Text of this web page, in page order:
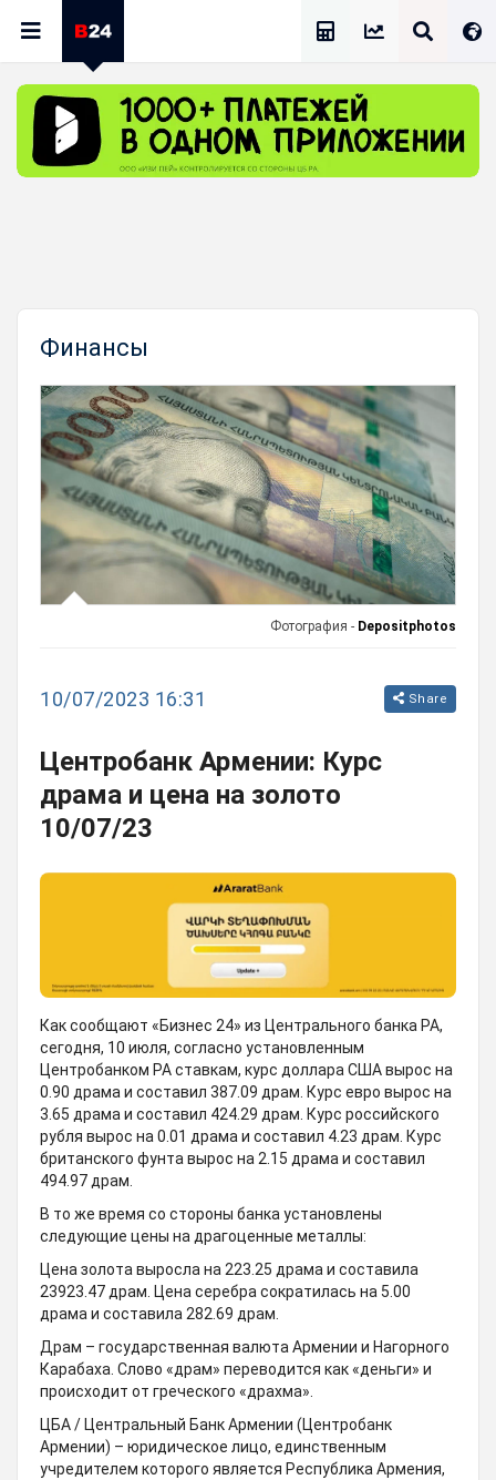
Финансы
Фотография - Depositphotos
10/07/2023 16:31 Share
Центробанк Армении: Курс
драма и цена на золото
10/07/23
Как сообщают «Бизнес 24» из Центрального банка РА,
сегодня, 10 июля, согласно установленным
Центробанком РА ставкам, курс доллара США вырос на
0.90 драмa и составил 387.09 драм. Курс евро вырос на
3.65 драмa и составил 424.29 драм. Курс российского
рубля вырос на 0.01 драмa и составил 4.23 драм. Курс
британского фунта вырос на 2.15 драмa и составил
494.97 драм.
В то же время со стороны банка установлены
следующие цены на драгоценные металлы:
Цена золота выросла на 223.25 драмa и составила
23923.47 драм. Цена серебра сократилась на 5.00
драмa и составила 282.69 драм.
Драм – государственная валюта Армении и Нагорного
Карабаха. Слово «драм» переводится как «деньги» и
происходит от греческого «драхма».
ЦБА / Центральный Банк Армении (Центробанк
Армении) – юридическое лицо, единственным
учредителем которого является Республика Армения,